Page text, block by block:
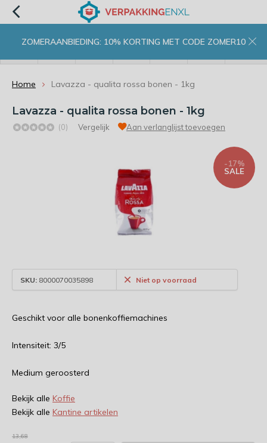
ZOMERAANBIEDING: 10% KORTING MET CODE ZOMER10
Home Lavazza - qualita rossa bonen - 1kg
Lavazza - qualita rossa bonen - 1kg
(0) Vergelijk Aan verlanglijst toevoegen
-17%
SALE
SKU: 8000070035898 Niet op voorraad
Geschikt voor alle bonenkoffiemachines
Intensiteit: 3/5
Medium geroosterd
Bekijk alle Koffie
Bekijk alle Kantine artikelen
13,68